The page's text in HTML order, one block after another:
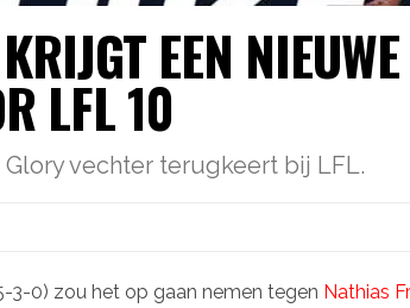
EEN NIEUWE
LFL 10
vechter terugkeert bij LFL.
3-0) zou het op gaan nemen tegen Nathias